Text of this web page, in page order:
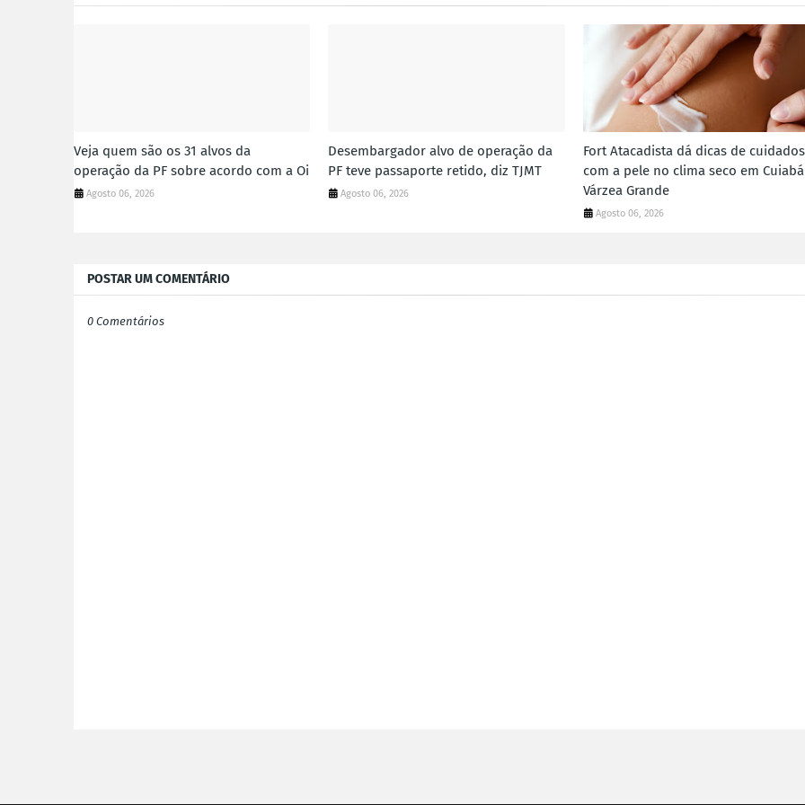
Veja quem são os 31 alvos da
operação da PF sobre acordo com a Oi
Agosto 06, 2026
Desembargador alvo de operação da
PF teve passaporte retido, diz TJMT
Agosto 06, 2026
Fort Atacadista dá dicas de cuidados
com a pele no clima seco em
Várzea Grande
Agosto 06, 2026
POSTAR UM COMENTÁRIO
0 Comentários